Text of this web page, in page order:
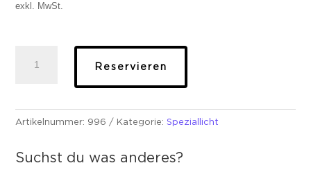
exkl. MwSt.
lampe
Reservieren
Artikelnummer: 996 Kategorie:Speziallicht
Suchst du was anderes?